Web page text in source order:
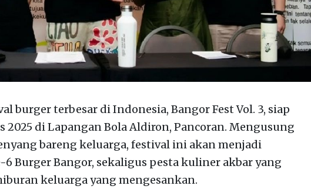
burger terbesar di Indonesia, Bangor Fest Vol. 3, siap
2025 di Lapangan Bola Aldiron, Pancoran. Mengusung
bareng keluarga, festival ini akan menjadi
Burger Bangor, sekaligus pesta kuliner akbar yang
keluarga yang mengesankan.